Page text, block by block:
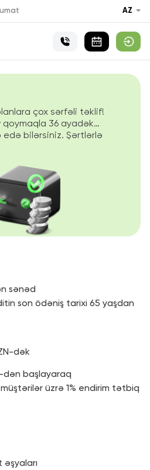
AZ
çox sərfəli təklif!
qoymaqla 36 ayadək
bilərsiniz. Şərtlərlə
sifariş edin!
sənəd
son ödəniş tarixi 65 yaşdan
dək
dən başlayaraq
üzrə 1% endirim tətbiq
əşyaları